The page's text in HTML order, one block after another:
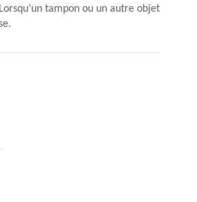
tampon ou un autre objet